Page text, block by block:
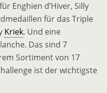
Enghien d’Hiver, Silly
für das Triple
Kriek. Und eine
Das sind 7
Sortiment von 17
ist der wichtigste